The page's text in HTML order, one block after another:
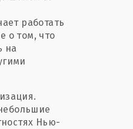
работать
о том, что
на
Нью-